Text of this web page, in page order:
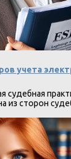
учета
из сторон